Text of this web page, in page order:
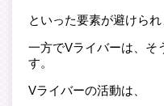
といった要素が避けられ
一方でVライバーは、そ
す。
Vライバーの活動は、